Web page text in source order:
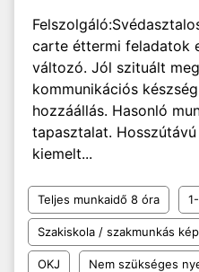
carte éttermi feladatok
változó. Jól szituált
kommunikációs
hozzáállás. Hasonló
tapasztalat.
kiemelt...
Teljes munkaidő 8 óra
Szakiskola / szakmunkás
OKJ Nem szükséges